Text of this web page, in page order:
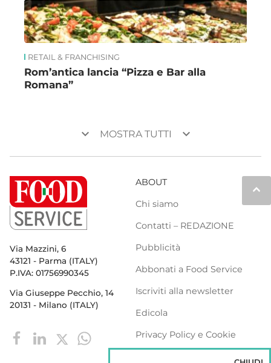
RETAIL & FRANCHISING
Rom’antica lancia “Pizza e Bar alla
Romana”
keyboard_arrow_down MOSTRA TUTTI keyboard_arrow_down
keyboard_arrow_up
Via Mazzini, 6
43121 - Parma (ITALY)
P.IVA: 01756990345
Via Giuseppe Pecchio, 14
20131 - Milano (ITALY)
ABOUT
Chi siamo
Contatti – REDAZIONE
Pubblicità
Abbonati a Food Service
Iscriviti alla newsletter
Edicola
Privacy Policy e Cookie